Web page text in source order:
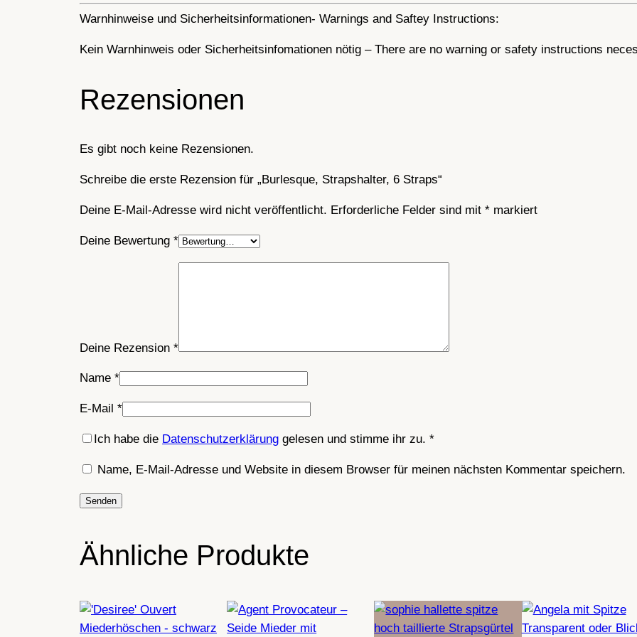
Warnhinweise und Sicherheitsinformationen- Warnings and Saftey Instructions:
Kein Warnhinweis oder Sicherheitsinfomationen nötig – There are no warning or safety instructions
Rezensionen
Es gibt noch keine Rezensionen.
Schreibe die erste Rezension für „Burlesque, Strapshalter, 6 Straps“
Deine E-Mail-Adresse wird nicht veröffentlicht. Erforderliche Felder sind mit * markiert
Deine Bewertung *
Deine Rezension *
Name *
E-Mail *
Ich habe die Datenschutzerklärung gelesen und stimme ihr zu. *
Name, E-Mail-Adresse und Website in diesem Browser für meinen nächsten Kommentar speichern.
Ähnliche Produkte